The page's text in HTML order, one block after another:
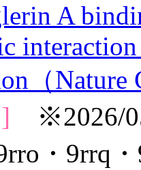
A
（Nature
※2026/
・9rrq